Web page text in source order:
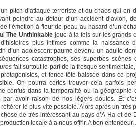
pitch d’attaque terroriste et du chaos qui en
poindre au détour d’un accident d’avion,
l’émotion à fleur de peau au hasard d’un
The Unthinkable joue à la fois sur les grands
plus intimes comme la naissance
d’un adolescent paumé devenu un adulte
catastrophes, ses superbes scènes
fait surtout le pari de la fresque sentimentale,
et fonce tête baissée dans ce
On pourra certes trouver cela parfois
confus dans la temporalité ou la géographie
avoir raison de nos légers doutes. Et
le plus vite possible. Alors après un très
de très intéressant au pays d’A-Ha et de
locale à a nous offrir. A bon